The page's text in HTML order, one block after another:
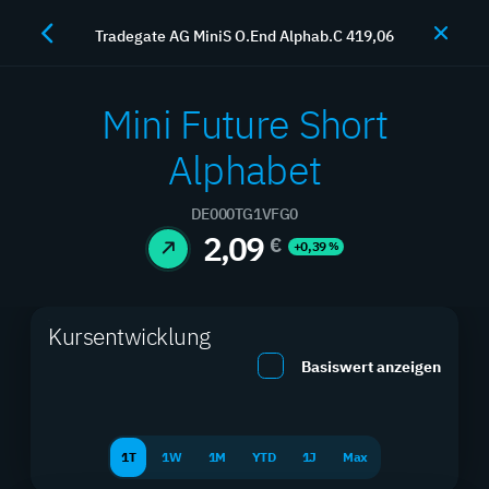
JETZT HANDELN
Hebelprodukte
Maximieren Sie Ihre Rendite mit professionellen
Tradegate AG MiniS O.End Alphab.C 419,06
Mini Future Short
Alphabet
DE000TG1VFG0
2,09 € +0,39%
Kursentwicklung
Basiswert anzeigen
1T 1W 1M YTD 1J Max
SUCHEN